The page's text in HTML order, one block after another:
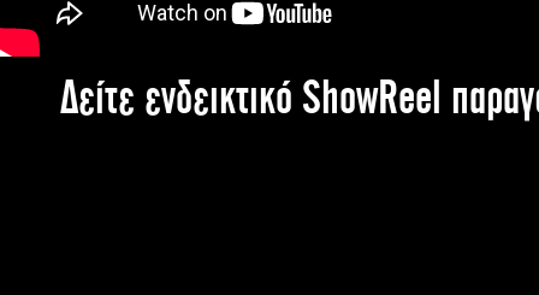
Δείτε ενδεικτικό ShowReel